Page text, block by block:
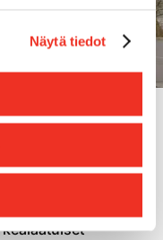
Näytä tiedot